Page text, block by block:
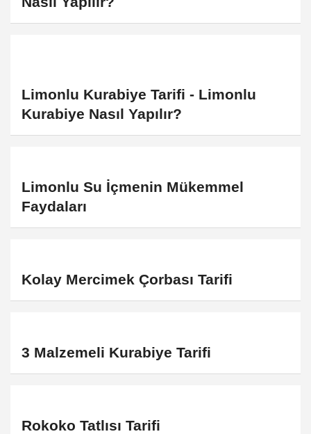
Limonlu Kurabiye Tarifi - Limonlu
Kurabiye Nasıl Yapılır?
Limonlu Su İçmenin Mükemmel
Faydaları
Kolay Mercimek Çorbası Tarifi
3 Malzemeli Kurabiye Tarifi
Rokoko Tatlısı Tarifi